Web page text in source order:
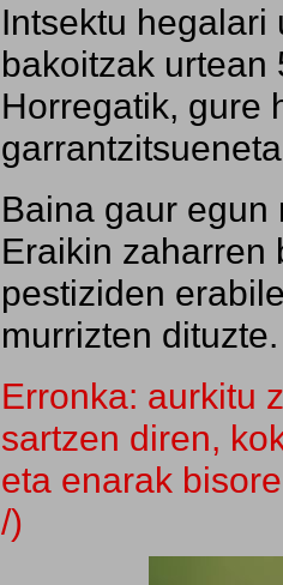
Intsektu hegalari
bakoitzak urtean
Horregatik, gure
Baina gaur egun
Eraikin zaharren
pestiziden
murrizten dituzte.
Erronka: aurkitu
sartzen diren,
eta enarak
/)